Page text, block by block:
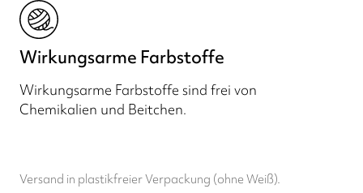
Wirkungsarme Farbstoffe
Wirkungsarme Farbstoffe sind frei von
Chemikalien und Beitchen.
Versand in plastikfreier Verpackung (ohne Weiß).